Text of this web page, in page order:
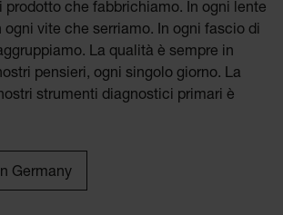
prodotto che fabbrichiamo. In ogni lente
ogni vite che serriamo. In ogni fascio di
La qualità è sempre in
pensieri, ogni singolo giorno. La
strumenti diagnostici primari è
Germany